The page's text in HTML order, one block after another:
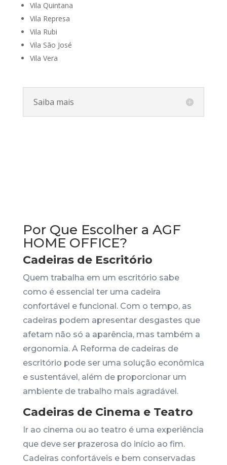
Vila Quintana
Vila Represa
Vila Rubi
Vila São José
Vila Vera
Saiba mais
Por Que Escolher a AGF
HOME OFFICE?
Cadeiras de Escritório
Quem trabalha em um escritório sabe
como é essencial ter uma cadeira
confortável e funcional. Com o tempo, as
cadeiras podem apresentar desgastes que
afetam não só a aparência, mas também a
ergonomia. A Reforma de cadeiras de
escritório pode ser uma solução econômica
e sustentável, além de proporcionar um
ambiente de trabalho mais agradável.
Cadeiras de Cinema e Teatro
Ir ao cinema ou ao teatro é uma experiência
que deve ser prazerosa do início ao fim.
Cadeiras confortáveis e bem conservadas